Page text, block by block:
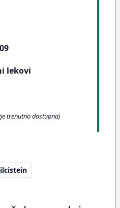
lekovi
trenutno dostupna)